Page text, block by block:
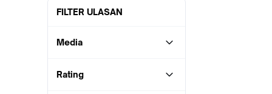
FILTER ULASAN
Media
Rating